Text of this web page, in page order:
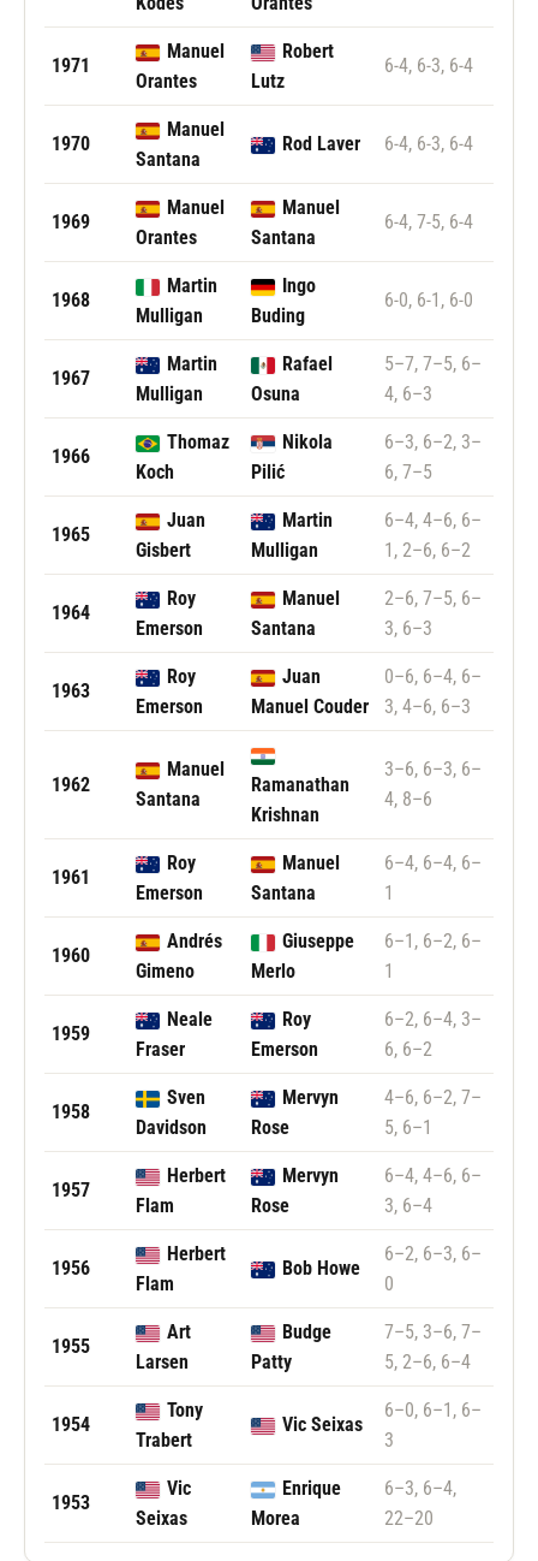
1971
Manuel
Orantes
Robert
Lutz
6-4, 6-3, 6-4
1970
Manuel
Santana
Rod Laver 6-4, 6-3, 6-4
1969
Manuel
Orantes
Manuel
Santana
6-4, 7-5, 6-4
1968
Martin
Mulligan
Ingo
Buding
6-0, 6-1, 6-0
1967
Martin
Mulligan
Rafael
Osuna
5–7, 7–5, 6–
4, 6–3
1966
Thomaz
Koch
Nikola
Pilić
6–3, 6–2, 3–
6, 7–5
1965
Juan
Gisbert
Martin
Mulligan
6–4, 4–6, 6–
1, 2–6, 6–2
1964
Roy
Emerson
Manuel
Santana
2–6, 7–5, 6–
3, 6–3
1963
Roy
Emerson
Juan
Manuel Couder
0–6, 6–4, 6–
3, 4–6, 6–3
1962
Manuel
Santana
Ramanathan
Krishnan
3–6, 6–3, 6–
4, 8–6
1961
Roy
Emerson
Manuel
Santana
6–4, 6–4, 6–
1
1960
Andrés
Gimeno
Giuseppe
Merlo
6–1, 6–2, 6–
1
1959
Neale
Fraser
Roy
Emerson
6–2, 6–4, 3–
6, 6–2
1958
Sven
Davidson
Mervyn
Rose
4–6, 6–2, 7–
5, 6–1
1957
Herbert
Flam
Mervyn
Rose
6–4, 4–6, 6–
3, 6–4
1956
Herbert
Flam
Bob Howe
6–2, 6–3, 6–
0
1955
Art
Larsen
Budge
Patty
7–5, 3–6, 7–
5, 2–6, 6–4
1954
Tony
Trabert
Vic Seixas
6–0, 6–1, 6–
3
1953
Vic
Seixas
Enrique
Morea
6–3, 6–4,
22–20